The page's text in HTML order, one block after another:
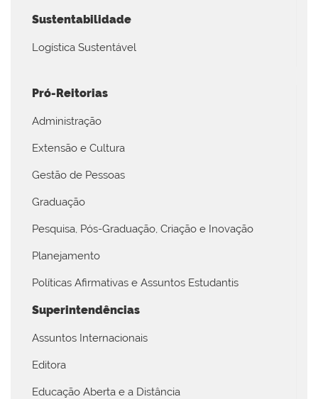
Sustentabilidade
Logística Sustentável
Pró-Reitorias
Administração
Extensão e Cultura
Gestão de Pessoas
Graduação
Pesquisa, Pós-Graduação, Criação e Inovação
Planejamento
Políticas Afirmativas e Assuntos Estudantis
Superintendências
Assuntos Internacionais
Editora
Educação Aberta e a Distância